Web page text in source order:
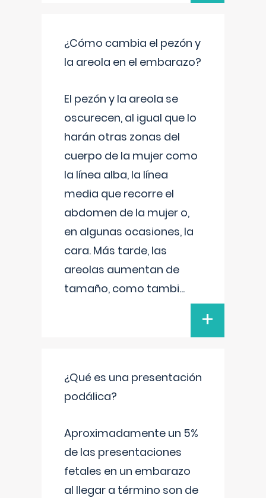
¿Cómo cambia el pezón y
la areola en el embarazo?
El pezón y la areola se
oscurecen, al igual que lo
harán otras zonas del
cuerpo de la mujer como
la línea alba, la línea
media que recorre el
abdomen de la mujer o,
en algunas ocasiones, la
cara. Más tarde, las
areolas aumentan de
tamaño, como tambi...
+
¿Qué es una presentación
podálica?
Aproximadamente un 5%
de las presentaciones
fetales en un embarazo
al llegar a término son de